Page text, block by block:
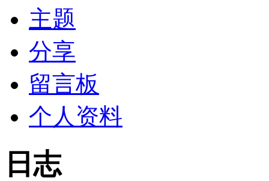
主题
分享
留言板
个人资料
日志